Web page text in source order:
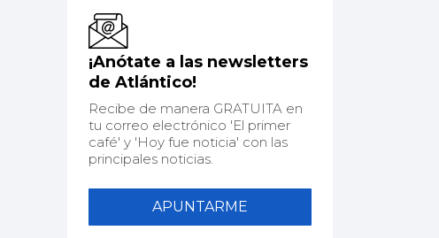
¡Anótate a las newsletters
de Atlántico!
Recibe de manera GRATUITA en
tu correo electrónico 'El primer
café' y 'Hoy fue noticia' con las
principales noticias.
APUNTARME